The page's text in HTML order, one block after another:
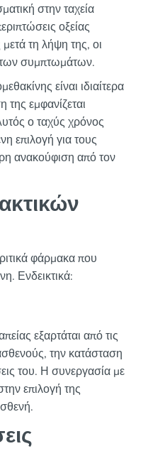
στην ταχεία
οξείας
τη λήψη της, οι
συμπτωμάτων.
είναι ιδιαίτερα
εμφανίζεται
ο ταχύς χρόνος
επιλογή για τους
ανακούφιση από τον
φάρμακα που
Ενδεικτικά:
εξαρτάται από τις
την κατάσταση
του. Η συνεργασία με
επιλογή της